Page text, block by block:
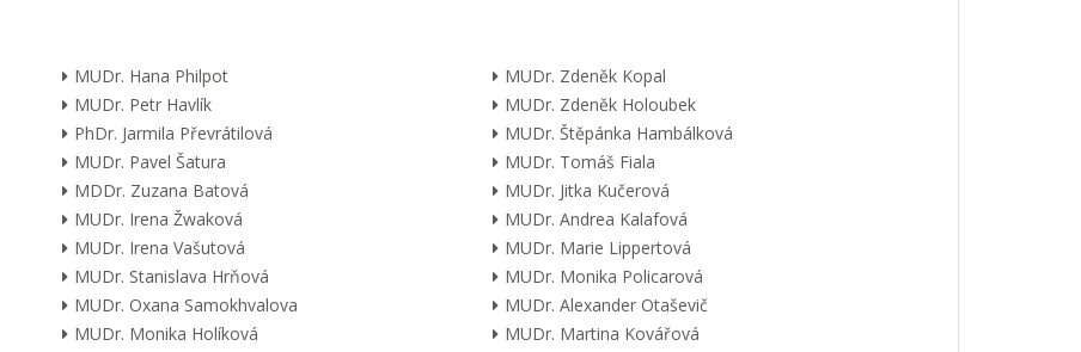
MUDr. Hana Philpot
MUDr. Zdeněk Kopal
MUDr. Petr Havlík
MUDr. Zdeněk Holoubek
PhDr. Jarmila Převrátilová
MUDr. Štěpánka Hambálková
MUDr. Pavel Šatura
MUDr. Tomáš Fiala
MDDr. Zuzana Batová
MUDr. Jitka Kučerová
MUDr. Irena Žwaková
MUDr. Andrea Kalafová
MUDr. Irena Vašutová
MUDr. Marie Lippertová
MUDr. Stanislava Hrňová
MUDr. Monika Policarová
MUDr. Oxana Samokhvalova
MUDr. Alexander Otaševič
MUDr. Monika Holíková MUDr. Martina Kovářová